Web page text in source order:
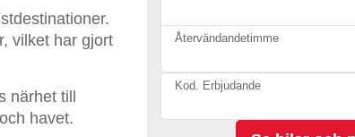
vilket har gjort
närhet till
havet.
Återvändandetimme
Kod. Erbjudande